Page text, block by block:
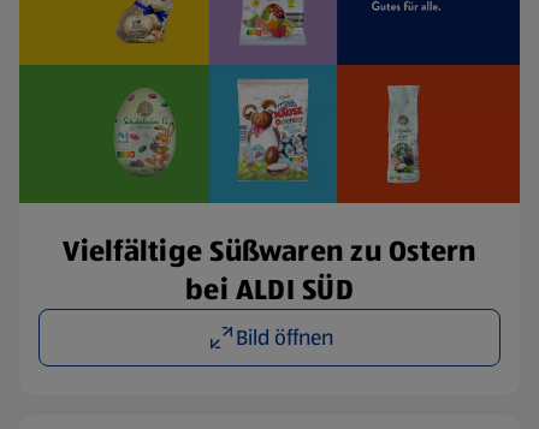
Vielfältige Süßwaren zu Ostern
bei ALDI SÜD
Bild öffnen